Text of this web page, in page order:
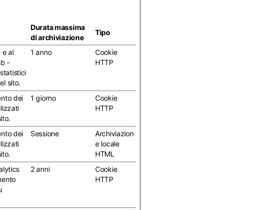
Durata massima
di archiviazione
Tipo
e al
-
sito.
1 anno
Cookie
HTTP
dei
1 giorno
Cookie
HTTP
dei
Sessione
Archiviazion
e locale
HTML
2 anni
Cookie
HTTP